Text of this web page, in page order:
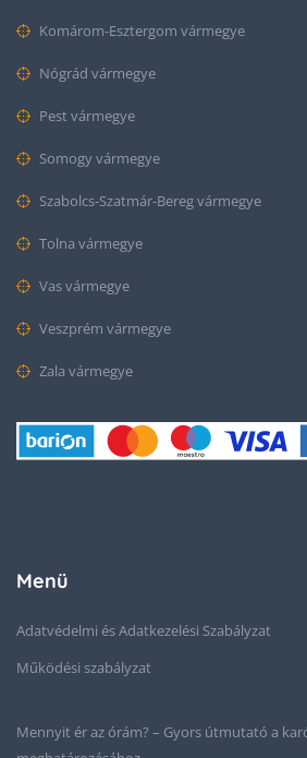
Komárom-Esztergom vármegye
Nógrád vármegye
Pest vármegye
Somogy vármegye
Szabolcs-Szatmár-Bereg vármegye
Tolna vármegye
Vas vármegye
Veszprém vármegye
Zala vármegye
Menü
Adatvédelmi és Adatkezelési Szabályzat
Működési szabályzat
Mennyit ér az órám? – Gyors útmutató a